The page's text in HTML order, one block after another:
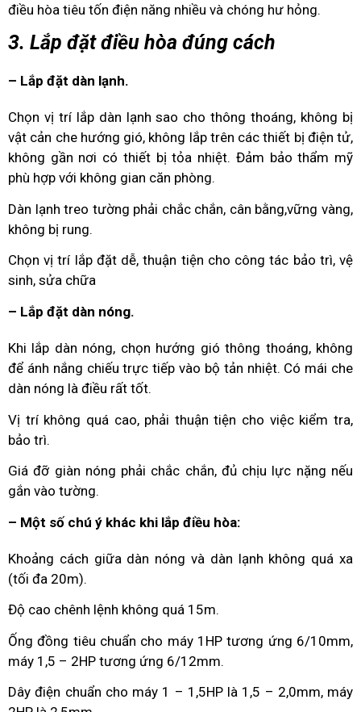
điều hòa tiêu tốn điện năng nhiều và chóng hư hỏng.
3. Lắp đặt điều hòa đúng cách
– Lắp đặt dàn lạnh.
Chọn vị trí lắp dàn lạnh sao cho thông thoáng, không bị
vật cản che hướng gió, không lắp trên các thiết bị điện tử,
không gần nơi có thiết bị tỏa nhiệt. Đảm bảo thẩm mỹ
phù hợp với không gian căn phòng.
Dàn lạnh treo tường phải chắc chắn, cân bằng,vững vàng,
không bị rung.
Chọn vị trí lắp đặt dễ, thuận tiện cho công tác bảo trì, vệ
sinh, sửa chữa
– Lắp đặt dàn nóng.
Khi lắp dàn nóng, chọn hướng gió thông thoáng, không
để ánh nắng chiếu trực tiếp vào bộ tản nhiệt. Có mái che
dàn nóng là điều rất tốt.
Vị trí không quá cao, phải thuận tiện cho việc kiểm tra,
bảo trì.
Giá đỡ giàn nóng phải chắc chắn, đủ chịu lực nặng nếu
gắn vào tường.
– Một số chú ý khác khi lắp điều hòa:
Khoảng cách giữa dàn nóng và dàn lạnh không quá xa
(tối đa 20m).
Độ cao chênh lệnh không quá 15m.
Ống đồng tiêu chuẩn cho máy 1HP tương ứng 6/10mm,
máy 1,5 – 2HP tương ứng 6/12mm.
Dây điện chuẩn cho máy 1 – 1,5HP là 1,5 – 2,0mm, máy